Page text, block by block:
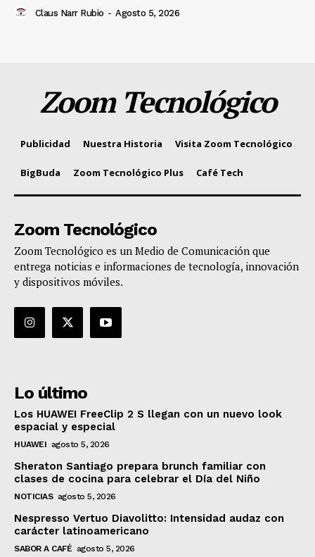
Claus Narr Rubio - Agosto 5, 2026
Zoom Tecnológico
Publicidad Nuestra Historia Visita Zoom Tecnológico
BigBuda Zoom Tecnológico Plus Café Tech
Zoom Tecnológico
Zoom Tecnológico es un Medio de Comunicación que
entrega noticias e informaciones de tecnología, innovación
y dispositivos móviles.
Lo último
Los HUAWEI FreeClip 2 S llegan con un nuevo look
espacial y especial
HUAWEI agosto 5, 2026
Sheraton Santiago prepara brunch familiar con
clases de cocina para celebrar el Día del Niño
NOTICIAS agosto 5, 2026
Nespresso Vertuo Diavolitto: Intensidad audaz con
carácter latinoamericano
SABOR A CAFÉ agosto 5, 2026